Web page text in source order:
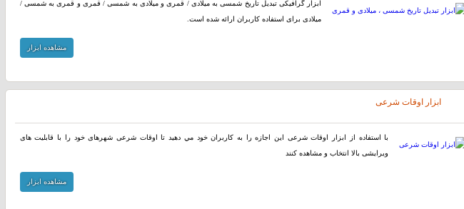
ابزار گرافیکی تبدیل تاریخ شمسی به میلادی / قمری و میلادی به شمسی / قمری و قمری به شمسی /
میلادی برای استفاده کاربران ارائه شده است.
مشاهده ابزار
ابزار اوقات شرعی
با استفاده از ابزار اوقات شرعی اين اجازه را به کاربران خود مي دهيد تا اوقات شرعی شهرهای خود را با قابلیت های
ویرایشی بالا انتخاب و مشاهده کنند
مشاهده ابزار